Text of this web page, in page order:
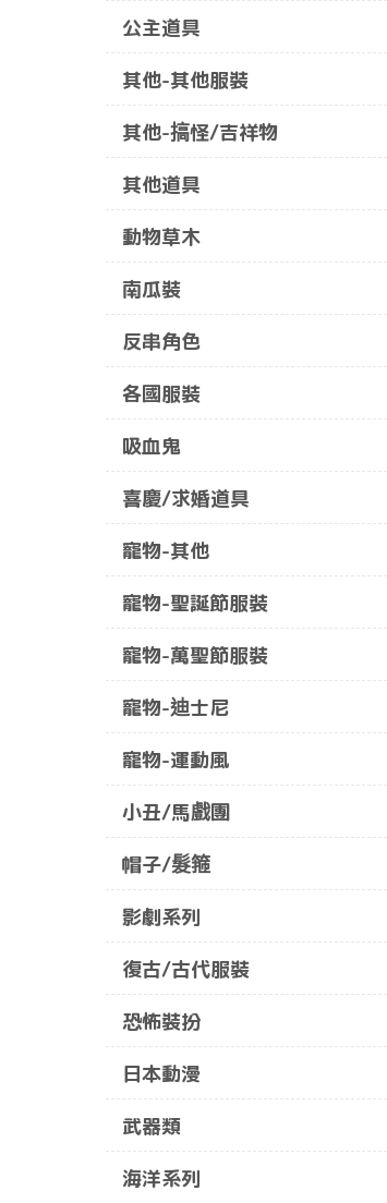
公主道具
其他-其他服裝
其他-搞怪/吉祥物
其他道具
動物草木
南瓜裝
反串角色
各國服裝
吸血鬼
喜慶/求婚道具
寵物-其他
寵物-聖誕節服裝
寵物-萬聖節服裝
寵物-迪士尼
寵物-運動風
小丑/馬戲團
帽子/髮箍
影劇系列
復古/古代服裝
恐怖裝扮
日本動漫
武器類
海洋系列